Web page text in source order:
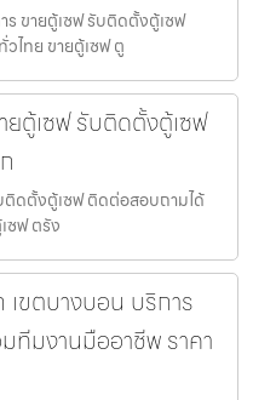
ร ขายตู้เซฟ รับติดตั้งตู้เซฟ
ไทย ขายตู้เซฟ ตู
ตู้เซฟ รับติดตั้งตู้เซฟ
ติดตั้งตู้เซฟ ติดต่อสอบถามได้
ซฟ ตรัง
เขตบางบอน บริการ
ทีมงานมืออาชีพ ราคา